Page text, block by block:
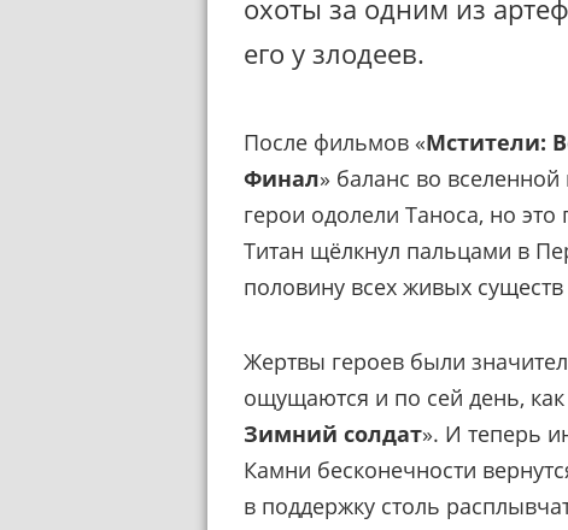
охоты за одним из
его у злодеев.
После фильмов «Мстители:
Финал» баланс во
герои одолели Таноса, но
Титан щёлкнул пальцами в
половину всех живых
Жертвы героев были
ощущаются и по сей день, как
Зимний солдат». И теперь
Камни бесконечности
в поддержку столь